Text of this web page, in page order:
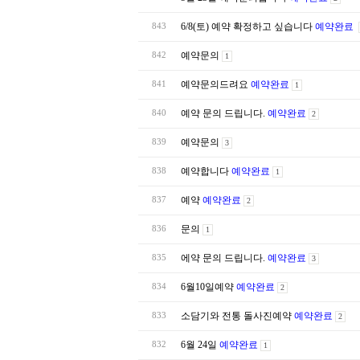
843 6/8(토) 예약 확정하고 싶습니다 예약완료
842 예약문의 1
841 예약문의드려요 예약완료 1
840 예약 문의 드립니다. 예약완료 2
839 예약문의 3
838 예약합니다 예약완료 1
837 예약 예약완료 2
836 문의 1
835 에약 문의 드립니다. 예약완료 3
834 6월10일예약 예약완료 2
833 소담기와 전통 돌사진예약 예약완료 2
832 6월 24일 예약완료 1